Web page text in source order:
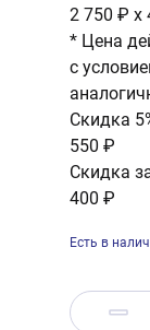
2 750 ₽ x
* Цена
с
Скидка
550 ₽
Скидка
400 ₽
Есть в